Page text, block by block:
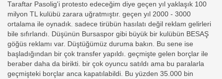
Taraftar Pasolig'i protesto edeceğim diye geçen yıl yaklaşık 100
milyon TL kulübü zarara uğratmıştır. geçen yıl 2000 - 3000
ortalama ile oynadık. sadece tirübün hasılatı değil reklam gelirleri
bile sıfırlandı. Düşünün Bursaspor gibi büyük bir kulübün BESAŞ
göğüs reklamı var. Düştüğümüz duruma bakın. Bu sene ise
başladığından bir çok transfer yapıldı. geçmişte gelen borçlar ile
beraber daha da birikti. bir çok oyuncu satıldı ama bu paralarla
geçmişteki borçlar anca kapatılabildi. Bu yüzden 35.000 bin